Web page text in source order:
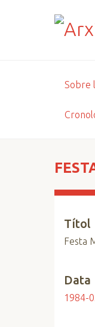
Sobre
Títol
Festa
Data
1984-